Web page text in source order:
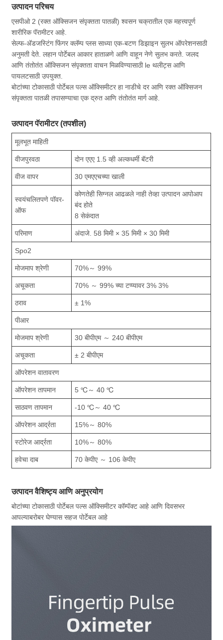
उत्पादन परिचय
एसपीओ 2 (रक्त ऑक्सिजन संपृक्तता पातळी) श्वसन चक्रातील एक महत्त्वपूर्ण
शारीरिक पॅरामीटर आहे.
सेल्फ-अ‍ॅडजस्टिंग फिंगर क्लॅम्प प्लस साध्या एक-बटण डिझाइन सुलभ ऑपरेशनसाठी
अनुमती देते. लहान पोर्टेबल आकार हाताळणे आणि वाहून नेणे सुलभ करते. जलद
आणि तंतोतंत ऑक्सिजन संपृक्तता वाचन मिळविण्यासाठी le थलीट्स आणि
पायलटसाठी उपयुक्त.
बोटांच्या टोकासाठी पोर्टेबल पल्स ऑक्सिमीटर हा नाडीचे दर आणि रक्त ऑक्सिजन
संपृक्तता पातळी तपासण्याचा एक द्रुत आणि तंतोतंत मार्ग आहे.
उत्पादन पॅरामीटर (तपशील)
मूलभूत माहिती
वीजपुरवठा दोन एएए 1.5 व्ही अल्कधर्मी बॅटरी
वीज वापर 30 एमएएचच्या खाली
स्वयंचलितपणे पॉवर-
ऑफ
कोणतेही सिग्नल आढळले नाही तेव्हा उत्पादन आपोआप
बंद होते
8 सेकंदात
परिमाण अंदाजे. 58 मिमी × 35 मिमी × 30 मिमी
Spo2
मोजमाप श्रेणी 70%～ 99%
अचूकता 70% ～ 99% च्या टप्प्यावर 3% 3%
ठराव ± 1%
पीआर
मोजमाप श्रेणी 30 बीपीएम ～ 240 बीपीएम
अचूकता ± 2 बीपीएम
ऑपरेशन वातावरण
ऑपरेशन तापमान 5 ℃～ 40 ℃
साठवण तापमान -10 ℃～ 40 ℃
ऑपरेशन आर्द्रता 15%～ 80%
स्टोरेज आर्द्रता 10%～ 80%
हवेचा दाब 70 केपीए ～ 106 केपीए
उत्पादन वैशिष्ट्य आणि अनुप्रयोग
बोटांच्या टोकासाठी पोर्टेबल पल्स ऑक्सिमीटर कॉम्पॅक्ट आहे आणि दिवसभर
आपल्याबरोबर घेण्यास सहज पोर्टेबल आहे